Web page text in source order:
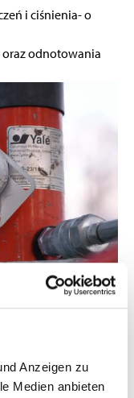
Anzeigen zu
Medien anbieten
i ciśnienia- o
odnotowania